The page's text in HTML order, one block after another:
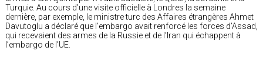
Turquie. Au cours d’une visite officielle à Londres la semaine
dernière, par exemple, le ministre turc des Affaires étrangères Ahmet
Davutoglu a déclaré que l’embargo avait renforcé les forces d’Assad,
qui recevaient des armes de la Russie et de l’Iran qui échappent à
l’embargo de l’UE.